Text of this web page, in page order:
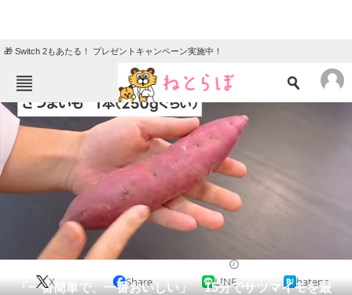
🎁 Switch 2もあたる！ プレゼントキャンペーン実施中！
ねとらぼメニュー
TOP ニュース
エンタメ クイズ
グルメ 地域
教育・育児
会員記事
「一番簡単で、一番おいしい」 15分でサツマイモを最
X Share LINE hatena